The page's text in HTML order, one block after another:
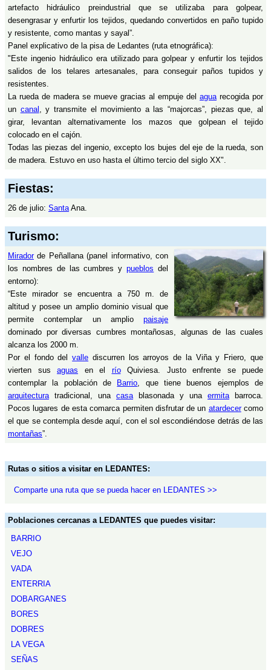
artefacto hidráulico preindustrial que se utilizaba para golpear,
desengrasar y enfurtir los tejidos, quedando convertidos en paño tupido
y resistente, como mantas y sayal”.
Panel explicativo de la pisa de Ledantes (ruta etnográfica):
"Este ingenio hidráulico era utilizado para golpear y enfurtir los tejidos
salidos de los telares artesanales, para conseguir paños tupidos y
resistentes.
La rueda de madera se mueve gracias al empuje del aguarecogida por
un canal , y transmite el movimiento a las “majorcas”, piezas que, al
girar, levantan alternativamente los mazos que golpean el tejido
colocado en el cajón.
Todas las piezas del ingenio, excepto los bujes del eje de la rueda, son
de madera. Estuvo en uso hasta el último tercio del siglo XX".
Fiestas:
26 de julio: SantaAna.
Turismo:
Miradorde Peñallana (panel informativo, con
los nombres de las cumbres ypueblos del
entorno):
“Este mirador se encuentra a 750 m. de
altitud y posee un amplio dominio visual que
permite contemplar un ampliopaisaje
dominado por diversas cumbres montañosas, algunas de las cuales
alcanza los 2000 m.
Por el fondo delvalle discurren los arroyos de la Viña y Friero, que
vierten sus aguas en el ríoQuiviesa. Justo enfrente se puede
contemplar la población de
Barrio, que tiene buenos ejemplos de
arquitecturatradicional, una casablasonada y una ermitabarroca.
Pocos lugares de esta comarca permiten disfrutar de un atardecercomo
el que se contempla desde aquí, con el sol escondiéndose detrás de las
montañas”.
Rutas o sitios a visitar en LEDANTES:
Comparte una ruta que se pueda hacer en LEDANTES >>
Poblaciones cercanas a LEDANTES que puedes visitar:
BARRIO
VEJO
VADA
ENTERRIA
DOBARGANES
BORES
DOBRES
LA VEGA
SEÑAS